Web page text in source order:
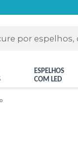
ESPELHOS
COM LED